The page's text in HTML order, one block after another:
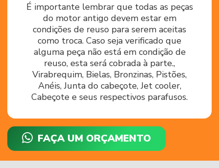
É importante lembrar que todas as peças
do motor antigo devem estar em
condições de reuso para serem aceitas
como troca. Caso seja verificado que
alguma peça não está em condição de
reuso, esta será cobrada à parte.,
Virabrequim, Bielas, Bronzinas, Pistões,
Anéis, Junta do cabeçote, Jet cooler,
Cabeçote e seus respectivos parafusos.
FAÇA UM ORÇAMENTO